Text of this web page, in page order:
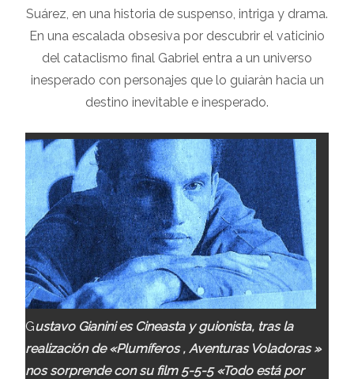
Suárez, en una historia de suspenso, intriga y drama.
En una escalada obsesiva por descubrir el vaticinio
del cataclismo final Gabriel entra a un universo
inesperado con personajes que lo guiaràn hacia un
destino inevitable e inesperado.
Gustavo Gianini es Cineasta y guionista, tras la
realización de «Plumíferos , Aventuras Voladoras »
nos sorprende con su film 5-5-5 «Todo está por